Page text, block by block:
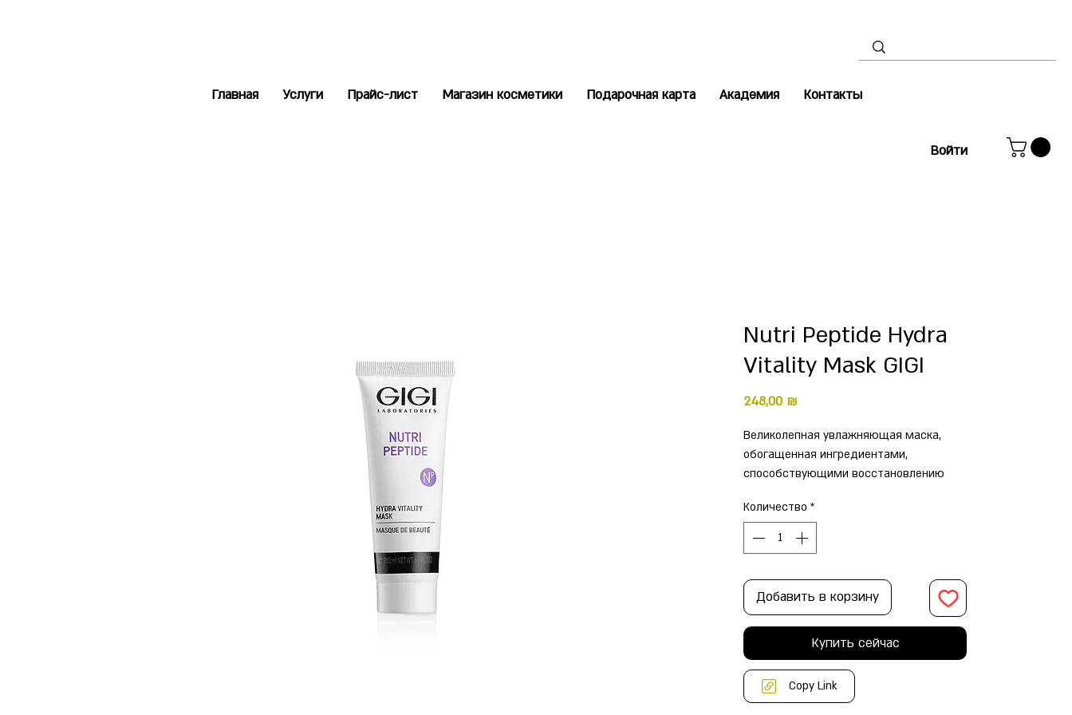
Главная Услуги Прайс-лист Магазин косметики Подарочная карта Академия Контакты
Войти
Nutri Peptide Hydra
Vitality Mask GIGI
248,00 ₪Цена
Великолепная увлажняющая маска,
обогащенная ингредиентами,
способствующими восстановлению
резервов для поддержания
оптимального гидробаланса и
функционирования кожи. Содержит
свет в энергию. Капсулы с экстрактом
водорослей и пептидами стимулируют
выработку жизненно важной энергии,
необходимой для регенерации
коллагеновых волокон. Маска активно
борется с морщинками, активизирует
внутренние резервы кожи,
Количество *
Добавить в корзину
Купить сейчас
Copy Link